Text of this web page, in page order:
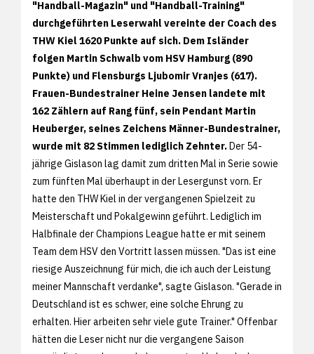
"Handball-Magazin" und "Handball-Training"
durchgeführten Leserwahl vereinte der Coach des
THW Kiel 1620 Punkte auf sich. Dem Isländer
folgen Martin Schwalb vom HSV Hamburg (890
Punkte) und Flensburgs Ljubomir Vranjes (617).
Frauen-Bundestrainer Heine Jensen landete mit
162 Zählern auf Rang fünf, sein Pendant Martin
Heuberger, seines Zeichens Männer-Bundestrainer,
wurde mit 82 Stimmen lediglich Zehnter.Der 54-
jährige Gislason lag damit zum dritten Mal in Serie sowie
zum fünften Mal überhaupt in der Lesergunst vorn. Er
hatte den THW Kiel in der vergangenen Spielzeit zu
Meisterschaft und Pokalgewinn geführt. Lediglich im
Halbfinale der Champions League hatte er mit seinem
Team dem HSV den Vortritt lassen müssen. "Das ist eine
riesige Auszeichnung für mich, die ich auch der Leistung
meiner Mannschaft verdanke", sagte Gislason. "Gerade in
Deutschland ist es schwer, eine solche Ehrung zu
erhalten. Hier arbeiten sehr viele gute Trainer." Offenbar
hätten die Leser nicht nur die vergangene Saison